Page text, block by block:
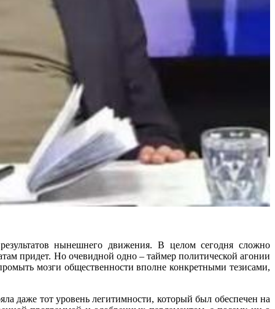
нынешнего движения. В целом сегодня сложно
придет. Но очевидной одно – таймер политической агонии
мозги общественности вполне конкретными тезисами,
даже тот уровень легитимности, который был обеспечен на